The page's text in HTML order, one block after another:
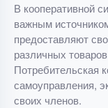
В кооперативной
важным
предоставляют
различных
Потребительская
самоуправления,
своих членов.